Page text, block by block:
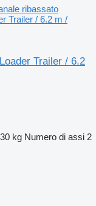
ribassato
Trailer / 6.2 m /
Trailer / 6.2
kg Numero di assi 2